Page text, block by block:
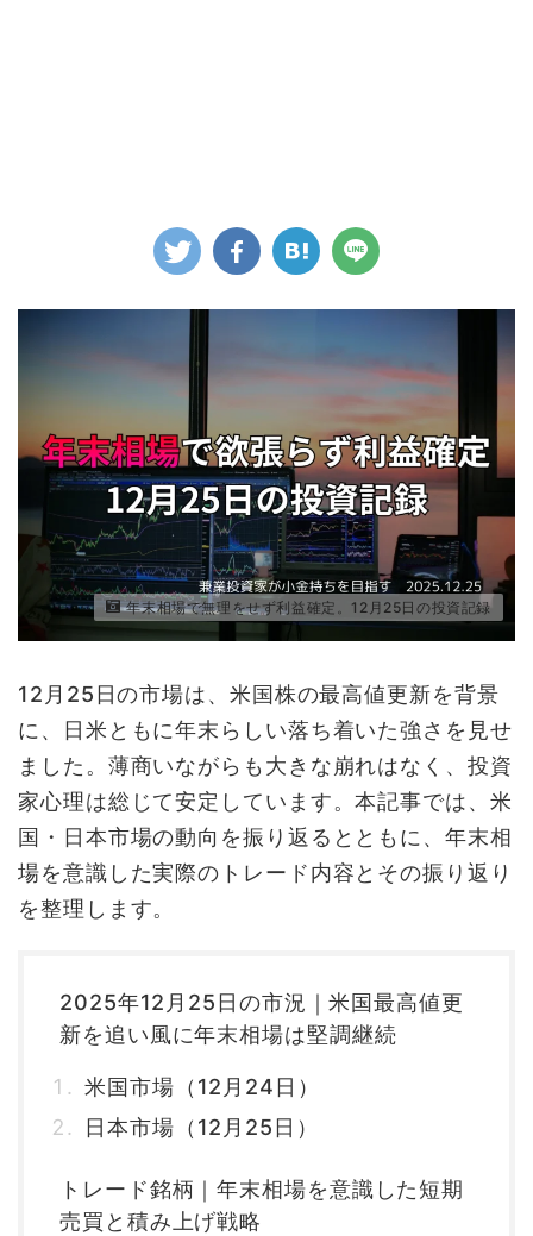
年末相場で無理をせず利益確定。12月25日の投資記録
12月25日の市場は、米国株の最高値更新を背景
に、日米ともに年末らしい落ち着いた強さを見せ
ました。薄商いながらも大きな崩れはなく、投資
家心理は総じて安定しています。本記事では、米
国・日本市場の動向を振り返るとともに、年末相
場を意識した実際のトレード内容とその振り返り
を整理します。
2025年12月25日の市況｜米国最高値更
新を追い風に年末相場は堅調継続
米国市場（12月24日）
日本市場（12月25日）
トレード銘柄｜年末相場を意識した短期
売買と積み上げ戦略